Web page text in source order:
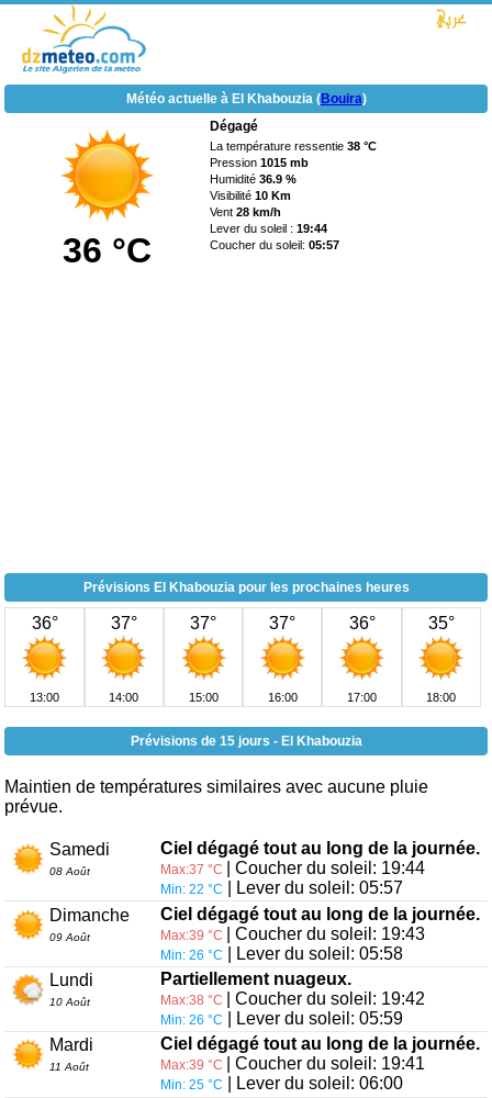
Météo actuelle à El Khabouzia (Bouira)
36 °C
Dégagé
La température ressentie38 °C
Pression1015 mb
Humidité36.9 %
Visibilité10 Km
Vent28 km/h
Lever du soleil :19:44
Coucher du soleil:05:57
Prévisions El Khabouzia pour les prochaines heures
36°
13:00
37°
14:00
37°
15:00
37°
16:00
36°
17:00
35°
18:00
Prévisions de 15 jours - El Khabouzia
Maintien de températures similaires avec aucune pluie
prévue.
Samedi
08 Août
Ciel dégagé tout au long de la journée.
Max:37 °C | Coucher du soleil: 19:44
Min: 22 °C
| Lever du soleil: 05:57
Dimanche
09 Août
Ciel dégagé tout au long de la journée.
Max:39 °C | Coucher du soleil: 19:43
Min: 26 °C
| Lever du soleil: 05:58
Lundi
10 Août
Partiellement nuageux.
Max:38 °C | Coucher du soleil: 19:42
Min: 26 °C
| Lever du soleil: 05:59
Mardi
11 Août
Ciel dégagé tout au long de la journée.
Max:39 °C | Coucher du soleil: 19:41
Min: 25 °C
| Lever du soleil: 06:00